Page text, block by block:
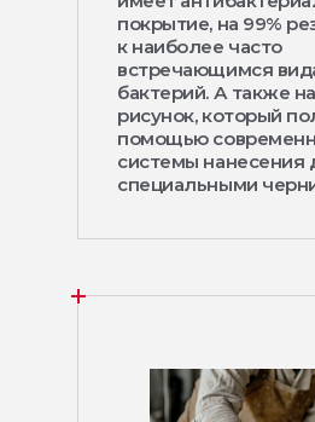
покрытие, на 99%
к наиболее часто
встречающимся
бактерий. А также
рисунок, который
помощью
системы нанесения
специальными